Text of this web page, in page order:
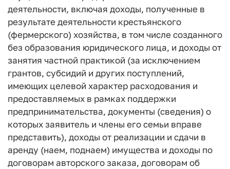
деятельности, включая доходы, полученные в
результате деятельности крестьянского
(фермерского) хозяйства, в том числе созданного
без образования юридического лица, и доходы от
занятия частной практикой (за исключением
грантов, субсидий и других поступлений,
имеющих целевой характер расходования и
предоставляемых в рамках поддержки
предпринимательства, документы (сведения) о
которых заявитель и члены его семьи вправе
представить), доходы от реализации и сдачи в
аренду (наем, поднаем) имущества и доходы по
договорам авторского заказа, договорам об